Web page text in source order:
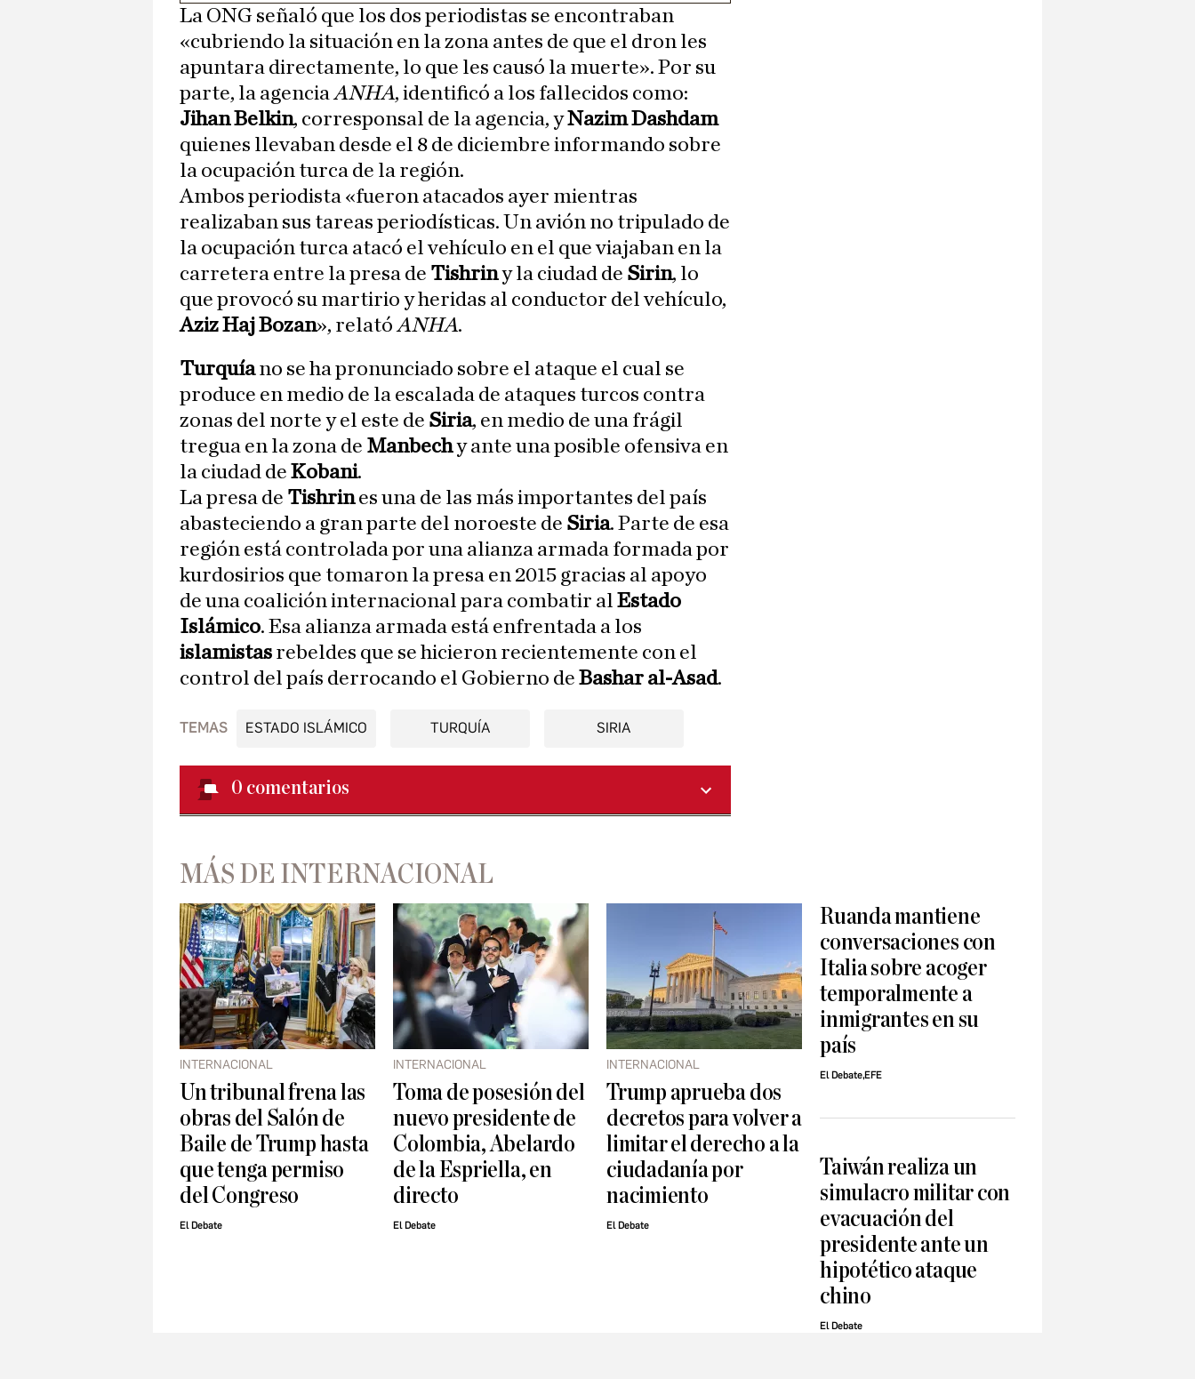
La ONG señaló que los dos periodistas se encontraban
«cubriendo la situación en la zona antes de que el dron les
apuntara directamente, lo que les causó la muerte». Por su
parte, la agenciaANHA, identificó a los fallecidos como:
Jihan Belkin, corresponsal de la agencia, yNazim Dashdam
quienes llevaban desde el 8 de diciembre informando sobre
la ocupación turca de la región.
Ambos periodista «fueron atacados ayer mientras
realizaban sus tareas periodísticas. Un avión no tripulado de
la ocupación turca atacó el vehículo en el que viajaban en la
carretera entre la presa de Tishriny la ciudad de Sirin, lo
que provocó su martirio y heridas al conductor del vehículo,
Aziz Haj Bozan», relatóANHA.
Turquíano se ha pronunciado sobre el ataque el cual se
produce en medio de la escalada de ataques turcos contra
zonas del norte y el este de Siria, en medio de una frágil
tregua en la zona de Manbechy ante una posible ofensiva en
la ciudad de Kobani.
La presa de Tishrines una de las más importantes del país
abasteciendo a gran parte del noroeste de Siria. Parte de esa
región está controlada por una alianza armada formada por
kurdosirios que tomaron la presa en 2015 gracias al apoyo
de una coalición internacional para combatir al Estado
Islámico. Esa alianza armada está enfrentada a los
islamistas rebeldes que se hicieron recientemente con el
control del país derrocando el Gobierno de Bashar al-Asad.
TEMAS ESTADO ISLÁMICO TURQUÍA SIRIA
0 comentarios
MÁS DE INTERNACIONAL
INTERNACIONAL
Un tribunal frena las
obras del Salón de
Baile de Trump hasta
que tenga permiso
del Congreso
El Debate
INTERNACIONAL
Toma de posesión del
nuevo presidente de
Colombia, Abelardo
de la Espriella, en
directo
El Debate
INTERNACIONAL
Trump aprueba dos
decretos para volver a
limitar el derecho a la
ciudadanía por
nacimiento
El Debate
Ruanda mantiene
conversaciones con
Italia sobre acoger
temporalmente a
inmigrantes en su
país
El Debate,EFE
Taiwán realiza un
simulacro militar con
evacuación del
presidente ante un
hipotético ataque
chino
El Debate